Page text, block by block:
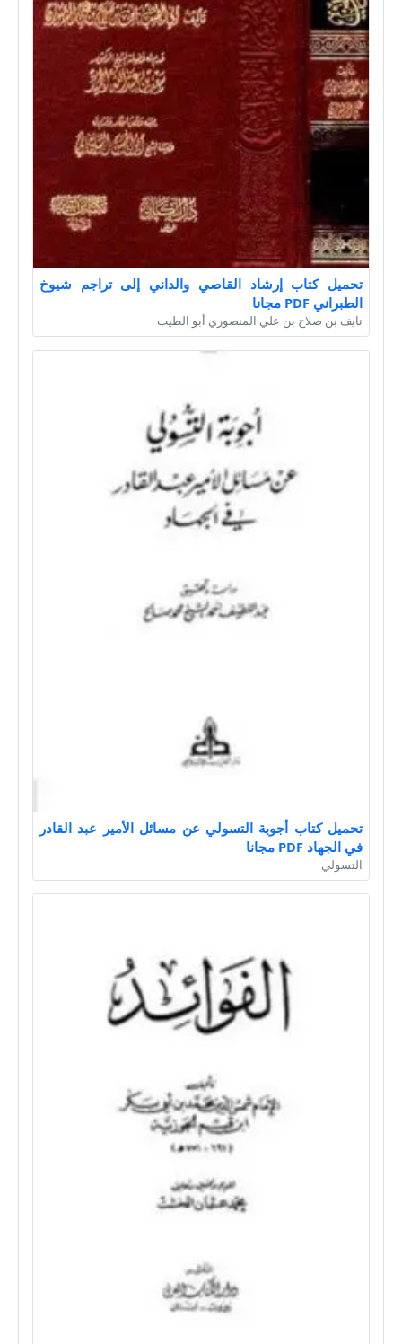
تحميل كتاب إرشاد القاصي والداني إلى تراجم شيوخ
الطبراني PDF مجانا
نايف بن صلاح بن علي المنصوري أبو الطيب
تحميل كتاب أجوبة التسولي عن مسائل الأمير عبد القادر
في الجهاد PDF مجانا
التسولي